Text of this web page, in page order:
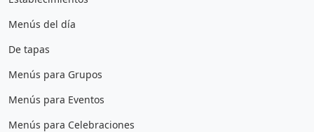
Menús del día
De tapas
Menús para Grupos
Menús para Eventos
Menús para Celebraciones